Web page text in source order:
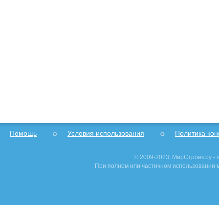
Помощь Условия использования Политика
© 2009-2023, МирСтроек.ру -
При полном или частичном использовании